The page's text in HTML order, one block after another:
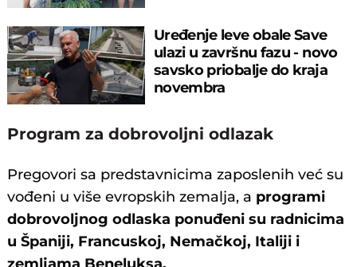
Uređenje leve obale Save
ulazi u završnu fazu - novo
savsko priobalje do kraja
novembra
Program za dobrovoljni odlazak
Pregovori sa predstavnicima zaposlenih već su
vođeni u više evropskih zemalja, a programi
dobrovoljnog odlaska ponuđeni su radnicima
u Španiji, Francuskoj, Nemačkoj, Italiji i